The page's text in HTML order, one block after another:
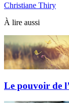
Christiane Thiry
À lire aussi
Le pouvoir de